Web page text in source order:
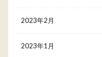
2023年2月
2023年1月